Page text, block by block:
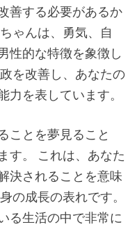
善する必要があるか
ゃんは、勇気、自
性的な特徴を象徴し
を改善し、あなたの
を表しています。
ことを夢見ること
す。 これは、あなた
決されることを意味
の成長の表れです。
る生活の中で非常に